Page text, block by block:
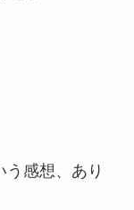
う感想、あり